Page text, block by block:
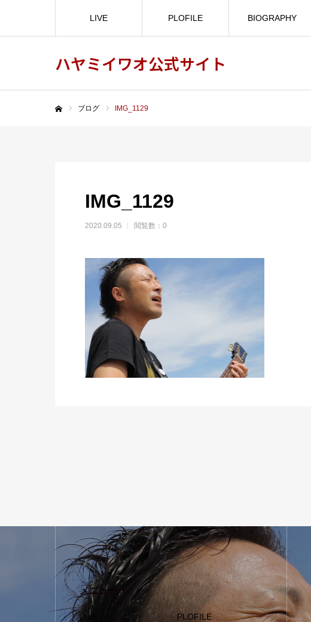
ハヤミイワオ公式サイト
LIVE PLOFILE BIOGRAPHY
ブログ IMG_1129
IMG_1129
2020.09.05 閲覧数：0
メニュー
LIVE PLOFILE